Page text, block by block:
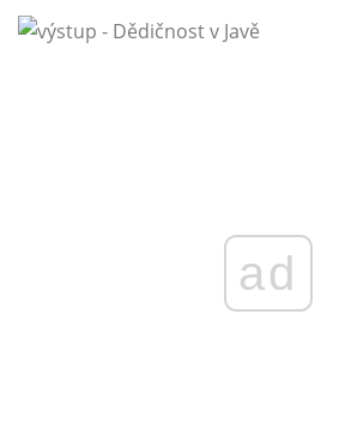
ad